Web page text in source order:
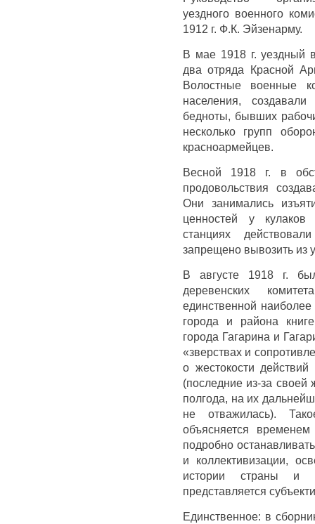
уездного военного
1912 г. Ф.К. Эйзенарму.
В мае 1918 г. уездный
два отряда Красной
Волостные военные
населения,
бедноты, бывших
несколько групп
красноармейцев.
Весной 1918 г. в
продовольствия
Они занимались
ценностей у
станциях
запрещено вывозить из
В августе 1918 г.
деревенских
единственной
города и района
города Гагарина и
«зверствах и
о жестокости
(последние из-за своей
полгода, на их
не отважилась).
объясняется
подробно
и коллективизации,
истории страны и
представляется
Единственное: в